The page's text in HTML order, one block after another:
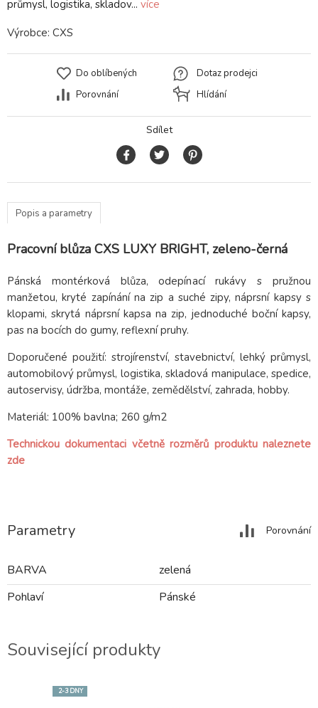
průmysl, logistika, skladov... více
Výrobce: CXS
Do oblíbených
Porovnání
Dotaz prodejci
Hlídání
Sdílet
Popis a parametry
Pracovní blůza CXS LUXY BRIGHT, zeleno-černá
Pánská montérková blůza, odepínací rukávy s pružnou
manžetou, kryté zapínání na zip a suché zipy, náprsní kapsy s
klopami, skrytá náprsní kapsa na zip, jednoduché boční kapsy,
pas na bocích do gumy, reflexní pruhy.
Doporučené použití: strojírenství, stavebnictví, lehký průmysl,
automobilový průmysl, logistika, skladová manipulace, spedice,
autoservisy, údržba, montáže, zemědělství, zahrada, hobby.
Materiál: 100% bavlna; 260 g/m2
Technickou dokumentaci včetně rozměrů produktu naleznete
zde
Parametry Porovnání
BARVA
zelená
Pohlaví
Pánské
Související produkty
2-3 DNY